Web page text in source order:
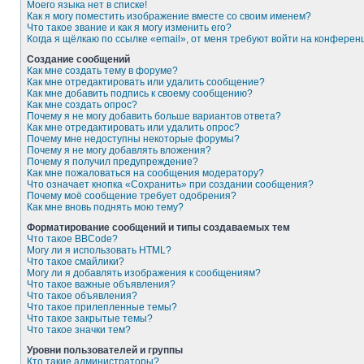
Моего языка нет в списке!
Как я могу поместить изображение вместе со своим именем?
Что такое звание и как я могу изменить его?
Когда я щёлкаю по ссылке «email», от меня требуют войти на
Создание сообщений
Как мне создать тему в форуме?
Как мне отредактировать или удалить сообщение?
Как мне добавить подпись к своему сообщению?
Как мне создать опрос?
Почему я не могу добавить больше вариантов ответа?
Как мне отредактировать или удалить опрос?
Почему мне недоступны некоторые форумы?
Почему я не могу добавлять вложения?
Почему я получил предупреждение?
Как мне пожаловаться на сообщения модератору?
Что означает кнопка «Сохранить» при создании сообщения?
Почему моё сообщение требует одобрения?
Как мне вновь поднять мою тему?
Форматирование сообщений и типы создаваемых тем
Что такое BBCode?
Могу ли я использовать HTML?
Что такое смайлики?
Могу ли я добавлять изображения к сообщениям?
Что такое важные объявления?
Что такое объявления?
Что такое прилепленные темы?
Что такое закрытые темы?
Что такое значки тем?
Уровни пользователей и группы
Кто такие администраторы?